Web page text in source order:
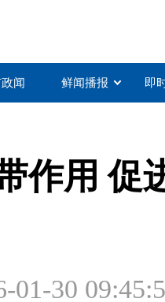
闻 鲜闻播报 即
作用 促
01-30